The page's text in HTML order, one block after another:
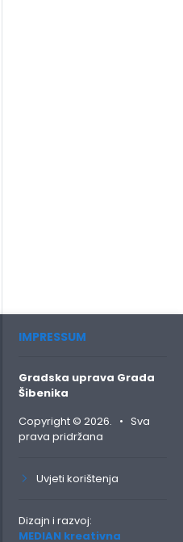
IMPRESSUM
Gradska uprava Grada
Šibenika
Copyright © 2026. • Sva
prava pridržana
Uvjeti korištenja
Dizajn i razvoj:
MEDIAN kreativna